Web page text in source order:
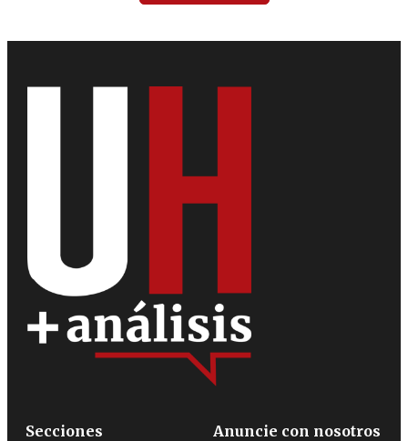
Secciones
Anuncie con nosotros